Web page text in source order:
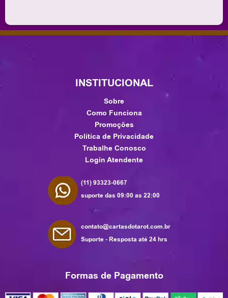
INSTITUCIONAL
Sobre
Como Funciona
Promoções
Política de Privacidade
Trabalhe Conosco
Login Atendente
(11) 93323-0667
suporte das 09:00 as 22:00
contato@cartasdotarot.com.br
Suporte - Resposta até 24 hrs
Formas de Pagamento